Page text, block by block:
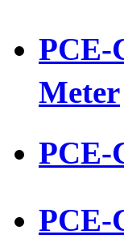
PCE-
Meter
PCE-
PCE-